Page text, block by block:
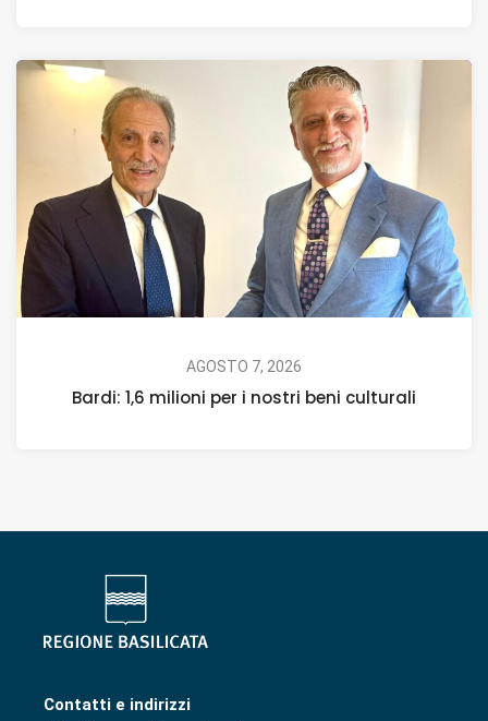
AGOSTO 7, 2026
Bardi: 1,6 milioni per i nostri beni culturali
Contatti e indirizzi